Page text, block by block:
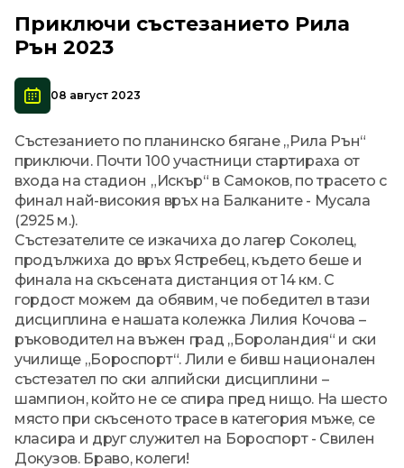
Приключи състезанието Рила
Рън 2023
08 август 2023
Състезанието по планинско бягане „Рила Рън“
приключи. Почти 100 участници стартираха от
входа на стадион „Искър“ в Самоков, по трасето с
финал най-високия връх на Балканите - Мусала
(2925 м.).
Състезателите се изкачиха до лагер Соколец,
продължиха до връх Ястребец, където беше и
финала на скъсената дистанция от 14 км. С
гордост можем да обявим, че победител в тази
дисциплина е нашата колежка Лилия Кочова –
ръководител на въжен град „Бороландия“ и ски
училище „Бороспорт“. Лили е бивш национален
състезател по ски алпийски дисциплини –
шампион, който не се спира пред нищо. На шесто
място при скъсеното трасе в категория мъже, се
класира и друг служител на Бороспорт - Свилен
Докузов. Браво, колеги!